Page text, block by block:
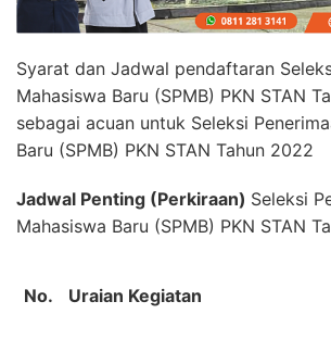
Syarat dan Jadwal pendaftaran
Mahasiswa Baru (SPMB) PKN STAN
sebagai acuan untuk Seleksi
Baru (SPMB) PKN STAN Tahun 2022
Jadwal Penting (Perkiraan) Seleksi
Mahasiswa Baru (SPMB) PKN STAN
No. Uraian Kegiatan